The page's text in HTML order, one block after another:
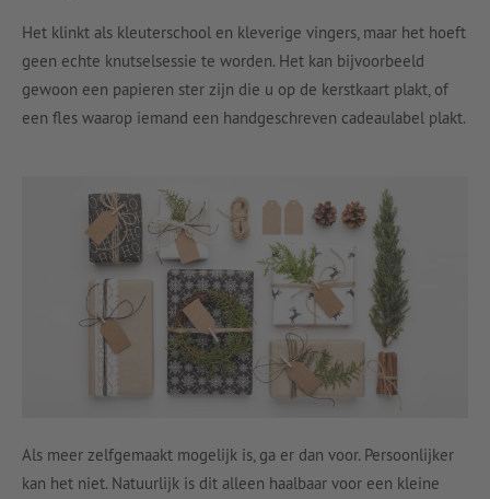
Het klinkt als kleuterschool en kleverige vingers, maar het hoeft
geen echte knutselsessie te worden. Het kan bijvoorbeeld
gewoon een papieren ster zijn die u op de kerstkaart plakt, of
een fles waarop iemand een handgeschreven cadeaulabel plakt.
Als meer zelfgemaakt mogelijk is, ga er dan voor. Persoonlijker
kan het niet. Natuurlijk is dit alleen haalbaar voor een kleine